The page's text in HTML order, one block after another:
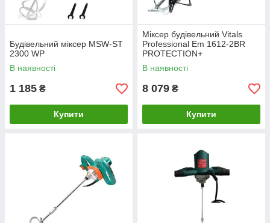
Будівельний міксер MSW-ST
2300 WP
В наявності
1 185 ₴
Купити
Міксер будівельний Vitals
Professional Em 1612-2BR
PROTECTION+
В наявності
8 079 ₴
Купити